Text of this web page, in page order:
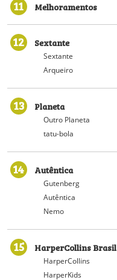
11 Melhoramentos
12 Sextante
Sextante
Arqueiro
13 Planeta
Outro Planeta
tatu-bola
14 Autêntica
Gutenberg
Autêntica
Nemo
15 HarperCollins Brasil
HarperCollins
HarperKids